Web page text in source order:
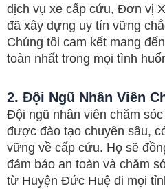
dịch vụ xe cấp cứu, Đơn vị
đã xây dựng uy tín vững
Chúng tôi cam kết mang
toàn nhất trong mọi tình
2. Đội Ngũ Nhân Viên
Đội ngũ nhân viên chăm
được đào tạo chuyên sâu,
vững về cấp cứu. Họ sẽ
đảm bảo an toàn và chăm
từ Huyện Đức Huệ đi mọi